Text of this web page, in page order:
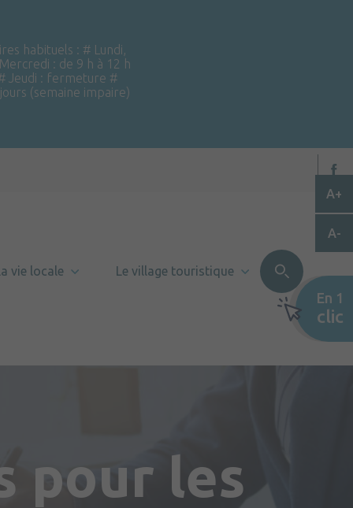
habituels : # Lundi,
: de 9 h à 12 h
Jeudi : fermeture #
(semaine impaire)
vie locale Le village touristique
pour les
A+
A-
En 1
clic